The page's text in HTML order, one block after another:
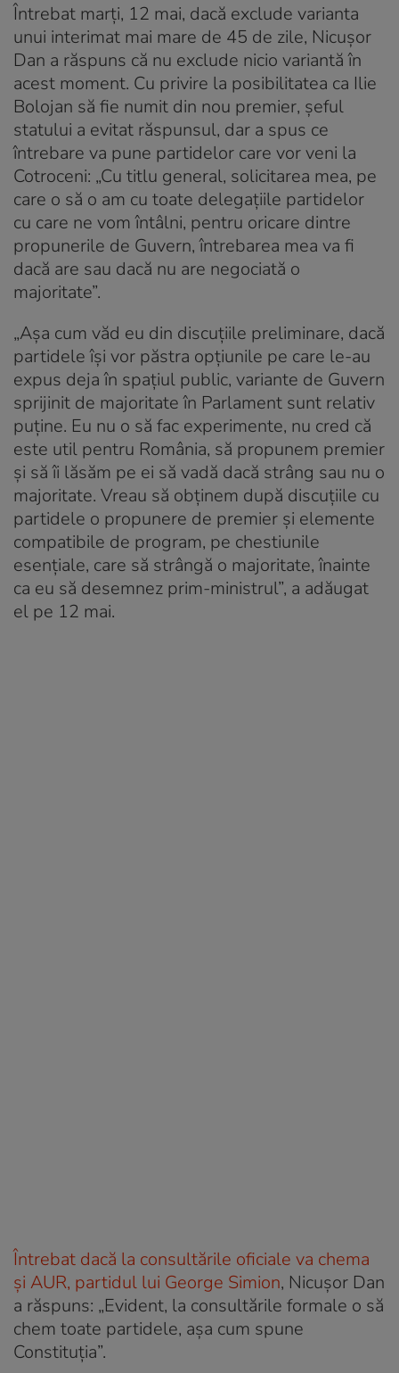
Întrebat marți, 12 mai, dacă exclude varianta
unui interimat mai mare de 45 de zile, Nicușor
Dan a răspuns că nu exclude nicio variantă în
acest moment. Cu privire la posibilitatea ca Ilie
Bolojan să fie numit din nou premier, șeful
statului a evitat răspunsul, dar a spus ce
întrebare va pune partidelor care vor veni la
Cotroceni: „Cu titlu general, solicitarea mea, pe
care o să o am cu toate delegațiile partidelor
cu care ne vom întâlni, pentru oricare dintre
propunerile de Guvern, întrebarea mea va fi
dacă are sau dacă nu are negociată o
majoritate”.
„Așa cum văd eu din discuțiile preliminare, dacă
partidele își vor păstra opțiunile pe care le-au
expus deja în spațiul public, variante de Guvern
sprijinit de majoritate în Parlament sunt relativ
puține. Eu nu o să fac experimente, nu cred că
este util pentru România, să propunem premier
și să îi lăsăm pe ei să vadă dacă strâng sau nu o
majoritate. Vreau să obținem după discuțiile cu
partidele o propunere de premier și elemente
compatibile de program, pe chestiunile
esențiale, care să strângă o majoritate, înainte
ca eu să desemnez prim-ministrul”, a adăugat
el pe 12 mai.
Întrebat dacă la consultările oficiale va chema
și AUR, partidul lui George Simion, Nicușor Dan
a răspuns: „Evident, la consultările formale o să
chem toate partidele, așa cum spune
Constituția”.